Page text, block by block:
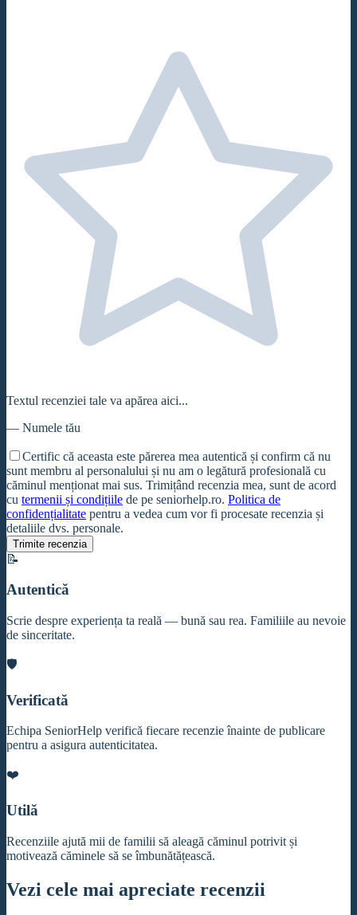
Textul recenziei tale va apărea aici...
— Numele tău
Certific că aceasta este părerea mea autentică și confirm că nu
sunt membru al personalului și nu am o legătură profesională cu
căminul menționat mai sus. Trimițând recenzia mea, sunt de acord
cu termenii și condițiile de pe seniorhelp.ro. Politica de
confidențialitate pentru a vedea cum vor fi procesate recenzia și
detaliile dvs. personale.
Trimite recenzia
📝
Autentică
Scrie despre experiența ta reală — bună sau rea. Familiile au nevoie
de sinceritate.
🛡️
Verificată
Echipa SeniorHelp verifică fiecare recenzie înainte de publicare
pentru a asigura autenticitatea.
❤️
Utilă
Recenziile ajută mii de familii să aleagă căminul potrivit și
motivează căminele să se îmbunătățească.
Vezi cele mai apreciate recenzii